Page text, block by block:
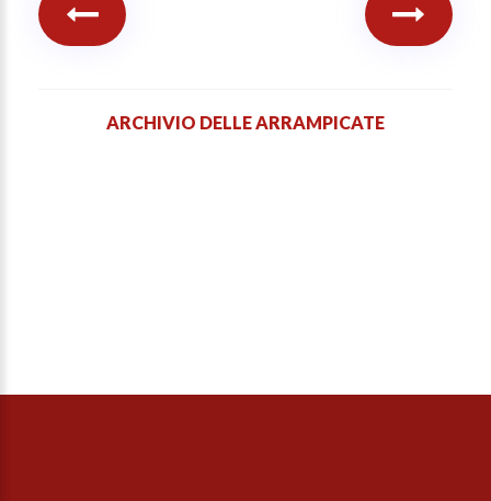
ARCHIVIO DELLE ARRAMPICATE